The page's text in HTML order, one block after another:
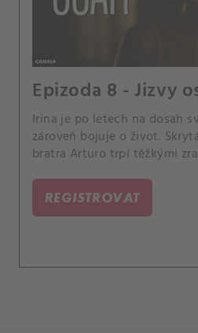
Epizoda 8 - Jizvy
Irina je po letech na dosah
zároveň bojuje o život.
bratra Arturo trpí těžkými
REGISTROVAT